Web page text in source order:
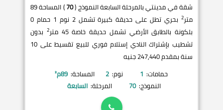
شقة في مدينتي بالمرحلة السابعة النموذج (70
) المساحة 89
متر2
بحري تطل على حديقة كبيرة تشمل 2 نوم 1 حمام 0
بلكونة بالطابق الأرضي تشمل حديقة خاصة 45 متر
2 بدون
تشطيب بإشتراك النادي إستلام فوري للبيع تقسيط على 10
سنة بمقدم 247,440 جنيه
حمامات: 1 نوم: 2 المساحة: 89م²
النموذج: 70 المرحلة: السابعة